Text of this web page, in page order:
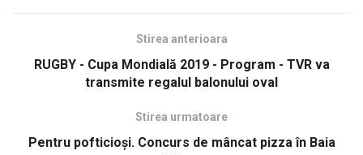
Stirea anterioara
RUGBY - Cupa Mondială 2019 - Program - TVR va
transmite regalul balonului oval
Stirea urmatoare
Pentru pofticioși. Concurs de mâncat pizza în Baia